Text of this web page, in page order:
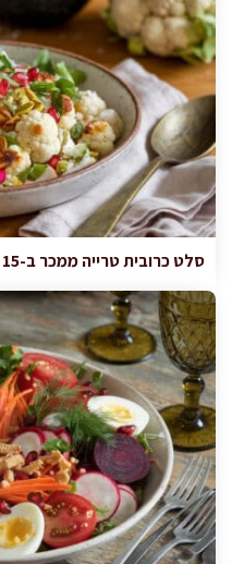
סלט כרובית טרייה ממכר ב-15 דקות, בלי בישול בכלל